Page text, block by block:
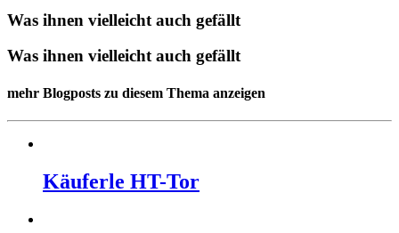
Was ihnen vielleicht auch gefällt
Was ihnen vielleicht auch gefällt
mehr Blogposts zu diesem Thema anzeigen
Käuferle HT-Tor